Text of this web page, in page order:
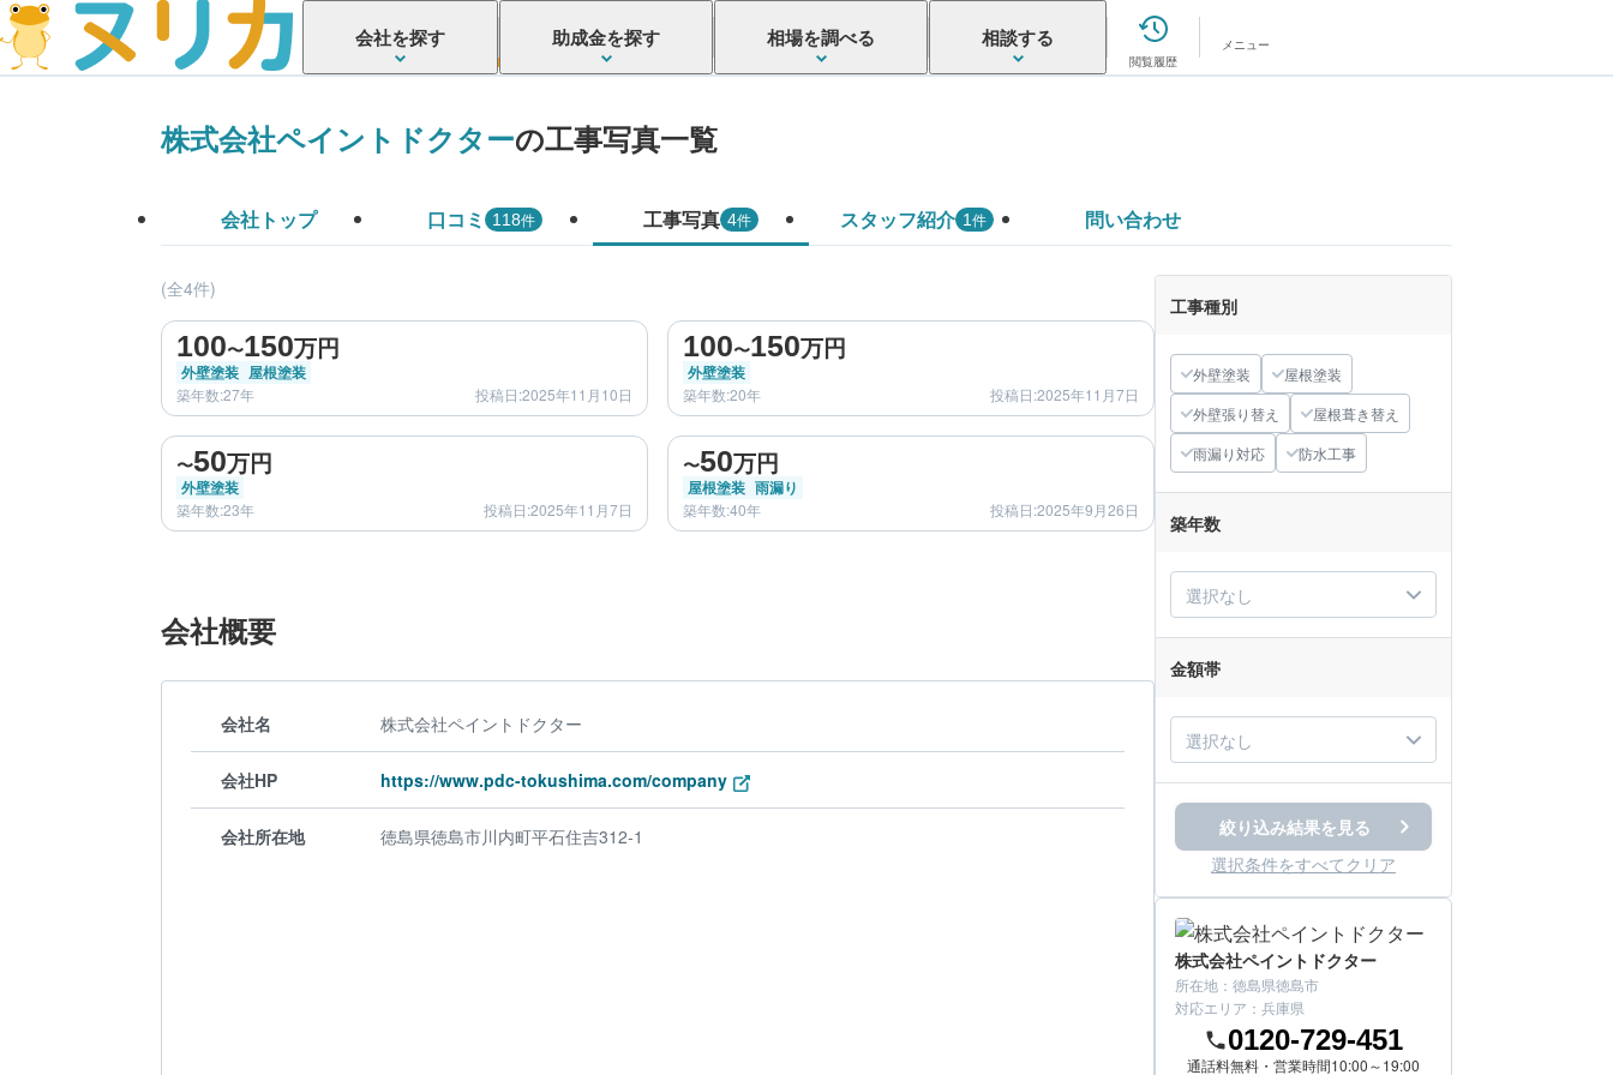
会社を探す 助成金を探す 相場を調べる 相談する
閲覧履歴
メニュー
株式会社ペイントドクターの工事写真一覧
会社トップ 口コミ 118件 工事写真 4件 スタッフ紹介 1件 問い合わせ
(全4件)
before
100〜150万円
外壁塗装 屋根塗装
築年数:27年 投稿日:2025年11月10日
100〜150万円
外壁塗装
築年数:20年 投稿日:2025年11月7日
before
〜50万円
外壁塗装
築年数:23年 投稿日:2025年11月7日
before
〜50万円
屋根塗装 雨漏り
築年数:40年 投稿日:2025年9月26日
会社概要
会社名 株式会社ペイントドクター
会社HP https://www.pdc-tokushima.com/company
会社所在地 徳島県徳島市川内町平石住吉312-1
工事種別
外壁塗装
屋根塗装
外壁張り替え
屋根葺き替え
雨漏り対応
防水工事
築年数
選択なし
金額帯
選択なし
絞り込み結果を見る
選択条件をすべてクリア
株式会社ペイントドクター
所在地： 徳島県徳島市
対応エリア： 兵庫県
0120-729-451
通話料無料・営業時間10:00～19:00